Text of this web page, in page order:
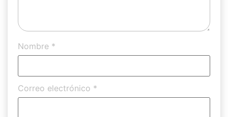
Nombre *
Correo electrónico *